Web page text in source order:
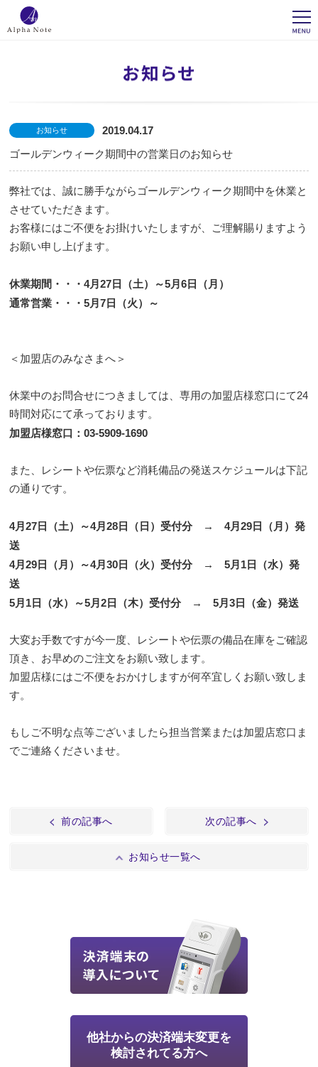
お知らせ
2019.04.17
ゴールデンウィーク期間中の営業日のお知らせ
弊社では、誠に勝手ながらゴールデンウィーク期間中を休業と
させていただきます。
お客様にはご不便をお掛けいたしますが、ご理解賜りますよう
お願い申し上げます。
休業期間・・・4月27日（土）～5月6日（月）
通常営業・・・5月7日（火）～
＜加盟店のみなさまへ＞
休業中のお問合せにつきましては、専用の加盟店様窓口にて24
時間対応にて承っております。
加盟店様窓口：03-5909-1690
また、レシートや伝票など消耗備品の発送スケジュールは下記
の通りです。
4月27日（土）～4月28日（日）受付分 → 4月29日（月）発
送
4月29日（月）～4月30日（火）受付分 → 5月1日（水）発
送
5月1日（水）～5月2日（木）受付分 → 5月3日（金）発送
大変お手数ですが今一度、レシートや伝票の備品在庫をご確認
頂き、お早めのご注文をお願い致します。
加盟店様にはご不便をおかけしますが何卒宜しくお願い致しま
す。
もしご不明な点等ございましたら担当営業または加盟店窓口ま
でご連絡くださいませ。
前の記事へ
お知らせ一覧へ
次の記事へ
他社からの決済端末変更を
検討されてる方へ